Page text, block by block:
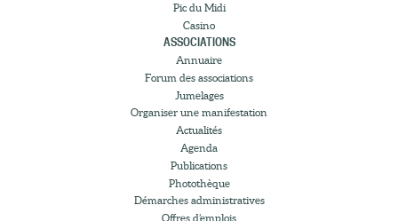
Pic du Midi
Casino
ASSOCIATIONS
Annuaire
Forum des associations
Jumelages
Organiser une manifestation
Actualités
Agenda
Publications
Photothèque
Démarches administratives
Offres d’emplois